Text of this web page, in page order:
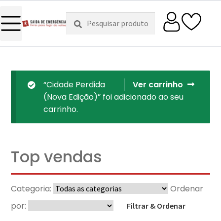
Pesquisar
por:
Pesquisa
Ver carrinho
“Cidade Perdida
(Nova Edição)” foi adicionado ao seu
carrinho.
Top vendas
Categoria:
Ordenar
por:
Filtrar & Ordenar